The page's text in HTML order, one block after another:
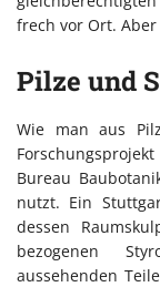
frech vor Ort.
Pilze und
Wie man aus
Bureau
nutzt. Ein
dessen
bezogenen
aussehenden